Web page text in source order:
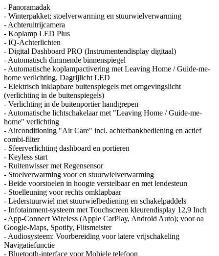
- Panoramadak
- Winterpakket; stoelverwarming en stuurwielverwarming
- Achteruitrijcamera
- Koplamp LED Plus
- IQ-Achterlichten
- Digital Dashboard PRO (Instrumentendisplay digitaal)
- Automatisch dimmende binnenspiegel
- Automatische koplampactivering met Leaving Home / Guide-me-
home verlichting, Dagrijlicht LED
- Elektrisch inklapbare buitenspiegels met omgevingslicht
(verlichting in de buitenspiegels)
- Verlichting in de buitenportier handgrepen
- Automatische lichtschakelaar met "Leaving Home / Guide-me-
home" verlichting
- Airconditioning "Air Care" incl. achterbankbediening en actief
combi-filter
- Sfeerverlichting dashboard en portieren
- Keyless start
- Ruitenwisser met Regensensor
- Stoelverwarming voor en stuurwielverwarming
- Beide voorstoelen in hoogte verstelbaar en met lendesteun
- Stoelleuning voor rechts omklapbaar
- Lederstuurwiel met stuurwielbediening en schakelpaddels
- Infotainment-systeem met Touchscreen kleurendisplay 12,9 Inch
- App-Connect Wireless (Apple CarPlay, Android Auto); voor oa
Google-Maps, Spotify, Flitsmeister
- Audiosysteem: Voorbereiding voor latere vrijschakeling
Navigatiefunctie
- Bluetooth-interface voor Mobiele telefoon